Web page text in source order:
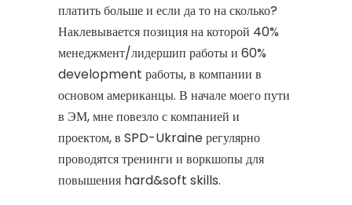
платить больше и если да то на сколько?
Наклевывается позиция на которой 40%
менеджмент/лидершип работы и 60%
development работы, в компании в
основом американцы. В начале моего пути
в ЭМ, мне повезло с компанией и
проектом, в SPD-Ukraine регулярно
проводятся тренинги и воркшопы для
повышения hard&soft skills.